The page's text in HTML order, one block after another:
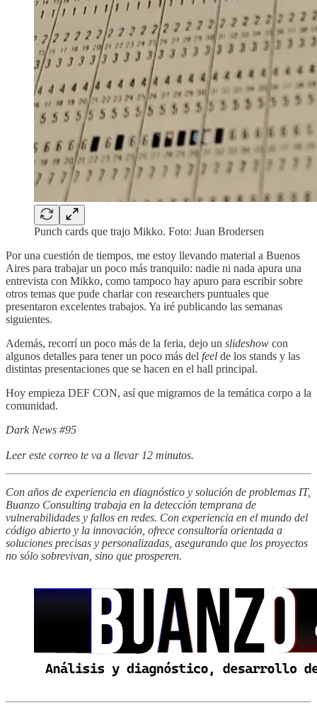
Punch cards que trajo Mikko. Foto: Juan Brodersen
Por una cuestión de tiempos, me estoy llevando material a Buenos
Aires para trabajar un poco más tranquilo: nadie ni nada apura una
entrevista con Mikko, como tampoco hay apuro para escribir sobre
otros temas que pude charlar con researchers puntuales que
presentaron excelentes trabajos. Ya iré publicando las semanas
siguientes.
Además, recorrí un poco más de la feria, dejo un slideshow con
algunos detalles para tener un poco más del feel de los stands y las
distintas presentaciones que se hacen en el hall principal.
Hoy empieza DEF CON, así que migramos de la temática corpo a la
comunidad.
Dark News #95
Leer este correo te va a llevar 12 minutos.
Con años de experiencia en diagnóstico y solución de problemas IT,
Buanzo Consulting trabaja en la detección temprana de
vulnerabilidades y fallos en redes. Con experiencia en el mundo del
código abierto y la innovación, ofrece consultoría orientada a
soluciones precisas y personalizadas, asegurando que los proyectos
no sólo sobrevivan, sino que prosperen.